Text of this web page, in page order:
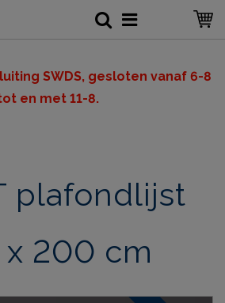
SWDS, gesloten vanaf 6-8
en met 11-8.
plafondlijst
x 200 cm